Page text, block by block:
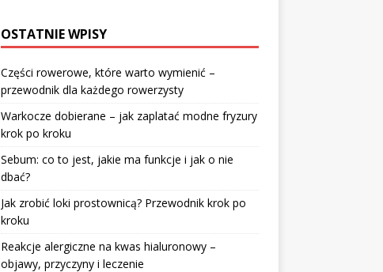
OSTATNIE WPISY
Części rowerowe, które warto wymienić –
przewodnik dla każdego rowerzysty
Warkocze dobierane – jak zaplatać modne fryzury
krok po kroku
Sebum: co to jest, jakie ma funkcje i jak o nie
dbać?
Jak zrobić loki prostownicą? Przewodnik krok po
kroku
Reakcje alergiczne na kwas hialuronowy –
objawy, przyczyny i leczenie